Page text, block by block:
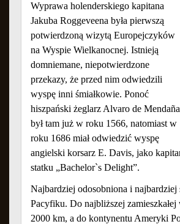
Wyprawa holenderskiego kapitana
Jakuba Roggeveena była pierwszą
potwierdzoną wizytą Europejczyków
na Wyspie Wielkanocnej. Istnieją
domniemane, niepotwierdzone
przekazy, że przed nim odwiedzili
wyspę inni śmiałkowie. Ponoć
hiszpański żeglarz Alvaro de Mendaña
był tam już w roku 1566, natomiast w
roku 1686 miał odwiedzić wyspę
angielski korsarz E. Davis, jako
statku „Bachelor`s Delight”.
Najbardziej odosobniona i
Pacyfiku. Do najbliższej
2000 km, a do kontynentu Ameryki